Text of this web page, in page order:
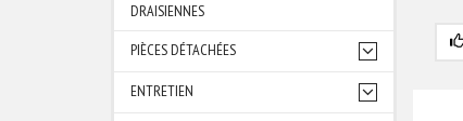
DRAISIENNES
PIÈCES DÉTACHÉES
ENTRETIEN